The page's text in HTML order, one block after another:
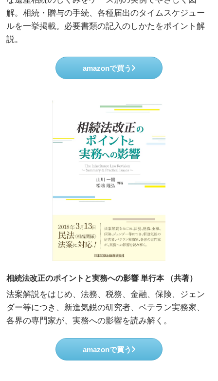
解。相続・贈与の手続、各種届出のタイムスケジュー
ルを一挙掲載。必要書類の記入のしかたをポイント解
説。
amazonで買う
相続法改正のポイントと実務への影響 単行本 （共著）
法案解説をはじめ、法務、税務、金融、保険、ジェン
ダー等につき、新進気鋭の研究者、ベテラン実務家、
各界の専門家が、実務への影響を読み解く。
amazonで買う